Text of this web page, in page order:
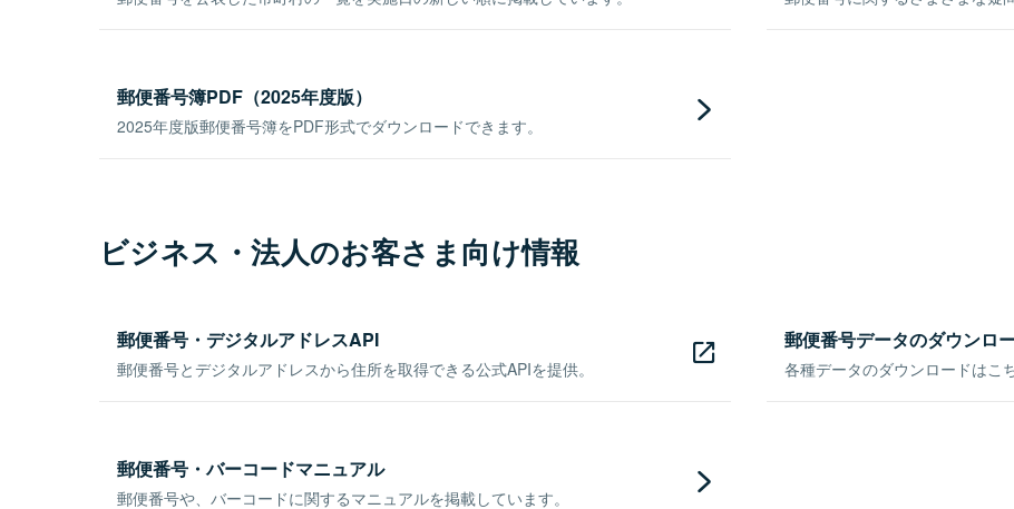
郵便番号簿PDF（2025年度版）
2025年度版郵便番号簿をPDF形式でダウンロードできます。
ビジネス・法人のお客さま向け情報
郵便番号・デジタルアドレスAPI
郵便番号とデジタルアドレスから住所を取得できる公式APIを提供。
郵便番号データのダウンロ
各種データのダウンロードはこ
郵便番号・バーコードマニュアル
郵便番号や、バーコードに関するマニュアルを掲載しています。